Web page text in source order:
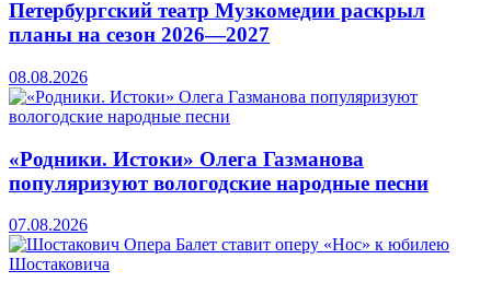
Петербургский театр Музкомедии раскрыл
планы на сезон 2026—2027
08.08.2026
«Родники. Истоки» Олега Газманова
популяризуют вологодские народные песни
07.08.2026